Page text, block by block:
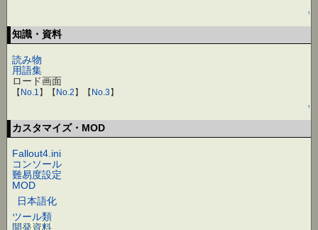
↑
知識・資料
読み物
用語集
ロード画面
【No.1 】【No.2】【No.3】
↑
カスタマイズ・MOD
Fallout4.ini
コンソール
難易度設定
MOD
日本語化
ツール類
開発資料